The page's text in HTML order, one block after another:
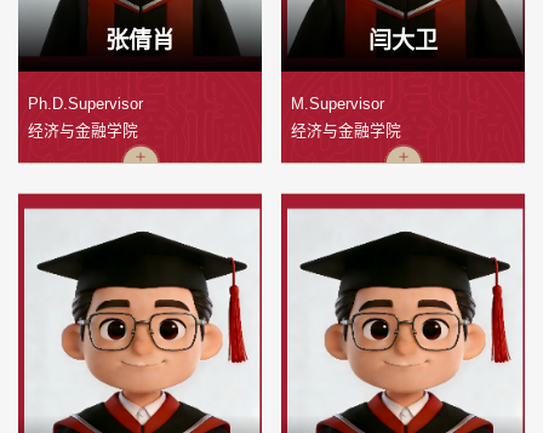
张倩肖
Ph.D.Supervisor
经济与金融学院
闫大卫
M.Supervisor
经济与金融学院